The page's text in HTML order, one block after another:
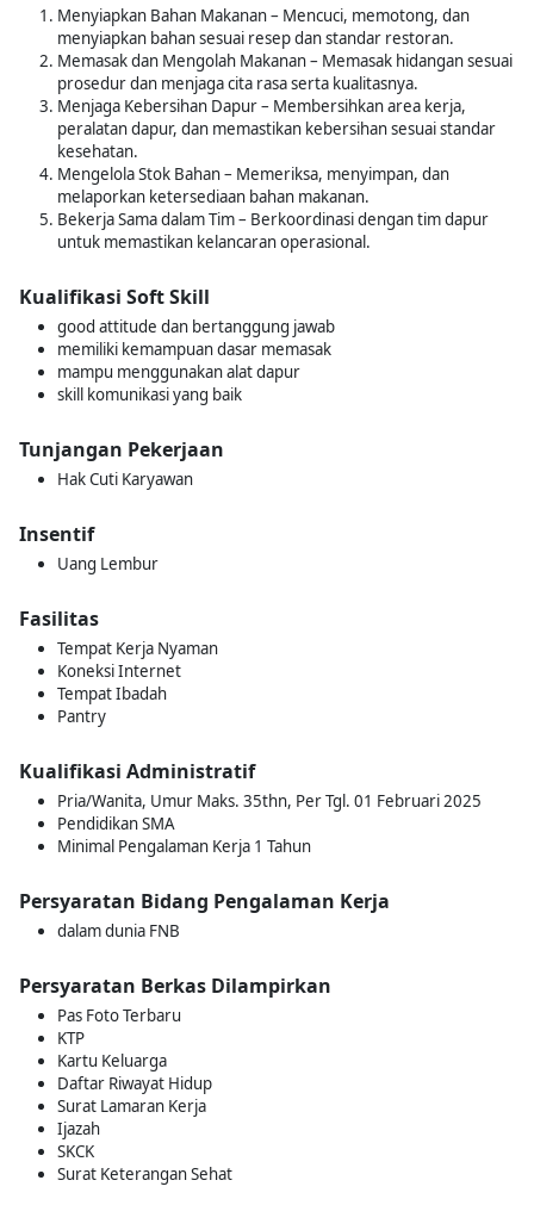
Menyiapkan Bahan Makanan – Mencuci, memotong, dan
menyiapkan bahan sesuai resep dan standar restoran.
Memasak dan Mengolah Makanan – Memasak hidangan sesuai
prosedur dan menjaga cita rasa serta kualitasnya.
Menjaga Kebersihan Dapur – Membersihkan area kerja,
peralatan dapur, dan memastikan kebersihan sesuai standar
kesehatan.
Mengelola Stok Bahan – Memeriksa, menyimpan, dan
melaporkan ketersediaan bahan makanan.
Bekerja Sama dalam Tim – Berkoordinasi dengan tim dapur
untuk memastikan kelancaran operasional.
Kualifikasi Soft Skill
good attitude dan bertanggung jawab
memiliki kemampuan dasar memasak
mampu menggunakan alat dapur
skill komunikasi yang baik
Tunjangan Pekerjaan
Hak Cuti Karyawan
Insentif
Uang Lembur
Fasilitas
Tempat Kerja Nyaman
Koneksi Internet
Tempat Ibadah
Pantry
Kualifikasi Administratif
Pria/Wanita, Umur Maks. 35thn, Per Tgl. 01 Februari 2025
Pendidikan SMA
Minimal Pengalaman Kerja 1 Tahun
Persyaratan Bidang Pengalaman Kerja
dalam dunia FNB
Persyaratan Berkas Dilampirkan
Pas Foto Terbaru
KTP
Kartu Keluarga
Daftar Riwayat Hidup
Surat Lamaran Kerja
Ijazah
SKCK
Surat Keterangan Sehat